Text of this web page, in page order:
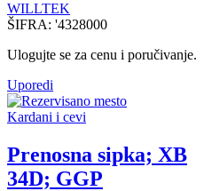
WILLTEK
ŠIFRA: '4328000
Ulogujte se za cenu i poručivanje.
Uporedi
Kardani i cevi
Prenosna sipka; XB
34D; GGP